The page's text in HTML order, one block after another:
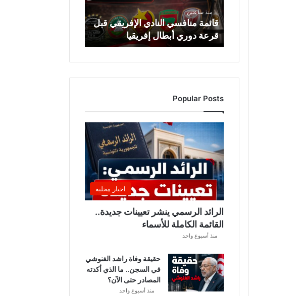
ن
ا
ف
س
ي
ن
د
ي
ا
ف
ر
ي
ق
ي
ب
ل
ع
ة
د
و
منذ ساعتين
قائمة منافسي النادي الإفريقي قبل
قرعة دوري أبطال إفريقيا
Popular Posts
اخبار محلية
الرائد الرسمي ينشر تعيينات جديدة..
القائمة الكاملة للأسماء
منذ أسبوع واحد
حقيقة وفاة راشد الغنوشي
في السجن.. ما الذي أكدته
المصادر حتى الآن؟
منذ أسبوع واحد